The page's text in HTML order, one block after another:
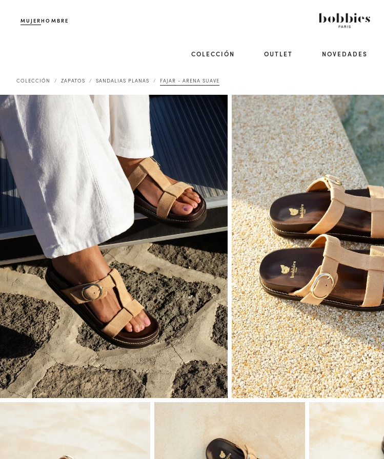
MUJERHOMBRE
COLECCIÓN OUTLET NOVEDADES
COLECCIÓN ZAPATOS SANDALIAS PLANAS FAJAR - ARENA SUAVE